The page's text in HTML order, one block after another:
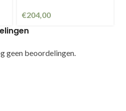
€204,00
geen beoordelingen.